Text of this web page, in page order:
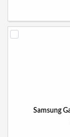
Samsung